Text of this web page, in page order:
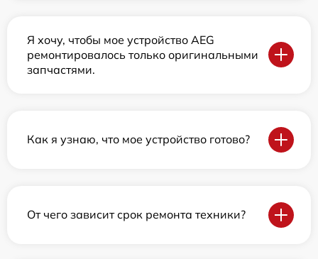
Я хочу, чтобы мое устройство AEG
ремонтировалось только оригинальными
запчастями.
Как я узнаю, что мое устройство готово?
От чего зависит срок ремонта техники?